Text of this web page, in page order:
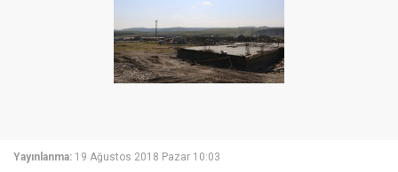
Yayınlanma: 19 Ağustos 2018 Pazar 10:03